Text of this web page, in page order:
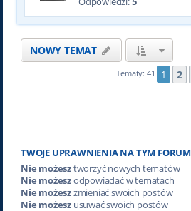
NOWY TEMAT
Tematy: 41 1 2
TWOJE UPRAWNIENIA NA TYM FORUM
Nie możesztworzyć nowych tematów
Nie możeszodpowiadać w tematach
Nie możeszzmieniać swoich postów
Nie możeszusuwać swoich postów